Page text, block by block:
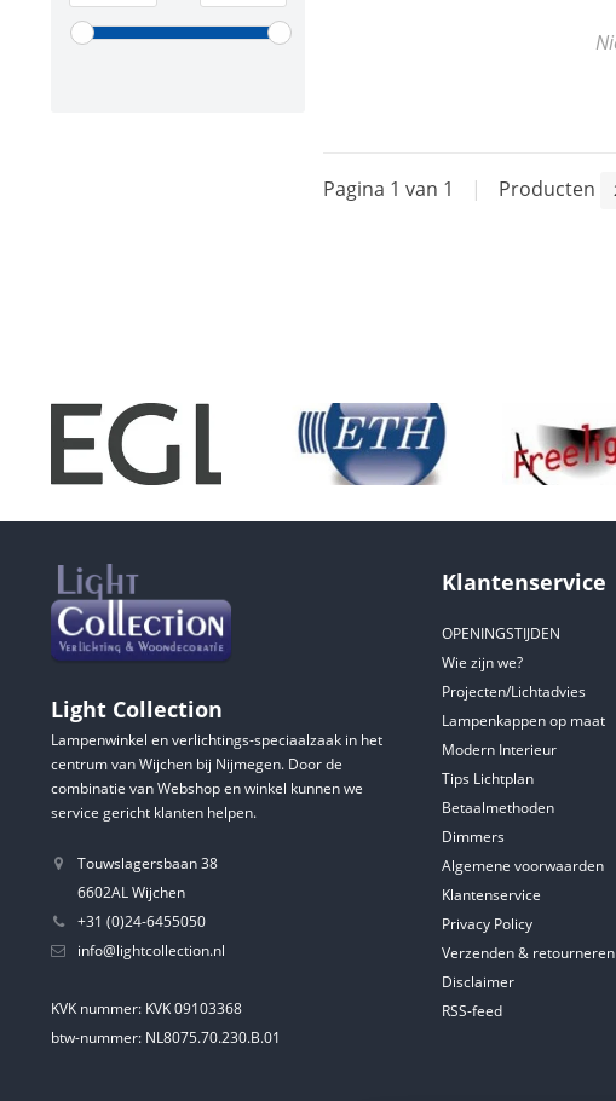
Pagina 1 van 1 | Producten
Light Collection
Lampenwinkel en verlichtings-speciaalzaak in het
centrum van Wijchen bij Nijmegen. Door de
combinatie van Webshop en winkel kunnen we
service gericht klanten helpen.
Touwslagersbaan 38
6602AL Wijchen
+31 (0)24-6455050
info@lightcollection.nl
KVK nummer: KVK 09103368
btw-nummer: NL8075.70.230.B.01
Klantenservice
OPENINGSTIJDEN
Wie zijn we?
Projecten/Lichtadvies
Lampenkappen op maat
Modern Interieur
Tips Lichtplan
Betaalmethoden
Dimmers
Algemene voorwaarden
Klantenservice
Privacy Policy
Verzenden & retourneren
Disclaimer
RSS-feed